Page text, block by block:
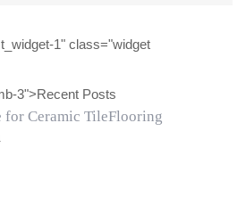
1" class="widget
3">Recent Posts
for Ceramic TileFlooring